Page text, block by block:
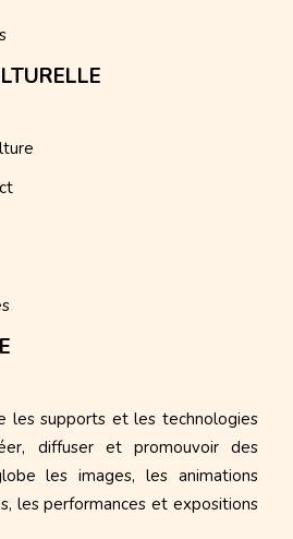
les supports et les technologies
diffuser et promouvoir des
les images, les animations
les performances et expositions